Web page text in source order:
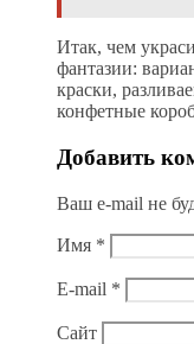
Итак, чем
фантазии:
краски,
конфетные
Добавить
Ваш e-mail не
Имя *
E-mail *
Сайт